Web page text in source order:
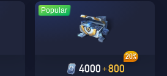
Popular
4000+800
20%